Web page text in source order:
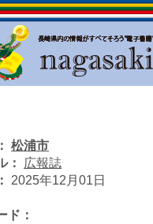
松浦市
：
広報誌
2025年12月01日
ド：